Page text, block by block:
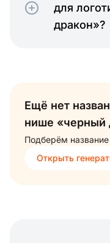
для
дракон»?
Ещё нет
нише «черный
Подберём
Открыть